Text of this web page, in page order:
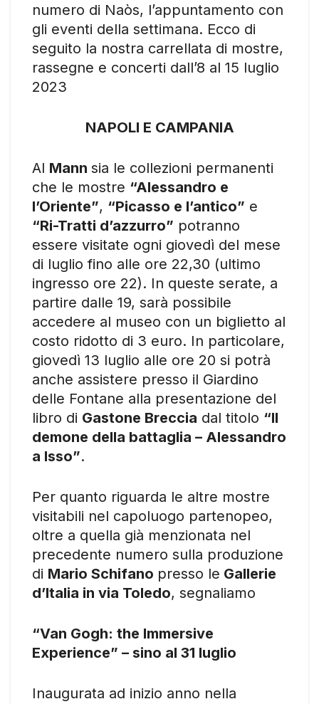
numero di Naòs, l’appuntamento con
gli eventi della settimana. Ecco di
seguito la nostra carrellata di mostre,
rassegne e concerti dall’8 al 15 luglio
2023
NAPOLI E CAMPANIA
Al Mann sia le collezioni permanenti
che le mostre “Alessandro e
l’Oriente”, “Picasso e l’antico” e
“Ri-Tratti d’azzurro” potranno
essere visitate ogni giovedì del mese
di luglio fino alle ore 22,30 (ultimo
ingresso ore 22). In queste serate, a
partire dalle 19, sarà possibile
accedere al museo con un biglietto al
costo ridotto di 3 euro. In particolare,
giovedì 13 luglio alle ore 20 si potrà
anche assistere presso il Giardino
delle Fontane alla presentazione del
libro di Gastone Breccia dal titolo “Il
demone della battaglia – Alessandro
a Isso”.
Per quanto riguarda le altre mostre
visitabili nel capoluogo partenopeo,
oltre a quella già menzionata nel
precedente numero sulla produzione
di Mario Schifano presso le Gallerie
d’Italia in via Toledo, segnaliamo
“Van Gogh: the Immersive
Experience” – sino al 31 luglio
Inaugurata ad inizio anno nella